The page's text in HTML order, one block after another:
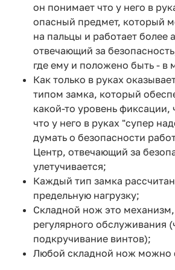
он понимает что у него в
опасный предмет, который
на пальцы и работает более
отвечающий за
где ему и положено быть - в
Как только в руках
типом замка, который
какой-то уровень фиксации,
что у него в руках "супер
думать о безопасности
Центр, отвечающий за
улетучивается;
Каждый тип замка
предельную нагрузку;
Складной нож это
регулярного обслуживания
подкручивание винтов);
Любой складной нож можно